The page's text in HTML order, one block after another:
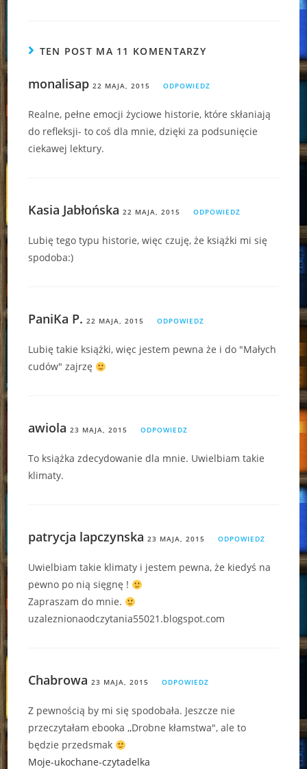
TEN POST MA 11 KOMENTARZY
monalisap 22 MAJA, 2015 ODPOWIEDZ
Realne, pełne emocji życiowe historie, które skłaniają
do refleksji- to coś dla mnie, dzięki za podsunięcie
ciekawej lektury.
Kasia Jabłońska 22 MAJA, 2015 ODPOWIEDZ
Lubię tego typu historie, więc czuję, że książki mi się
spodoba:)
PaniKa P. 22 MAJA, 2015 ODPOWIEDZ
Lubię takie książki, więc jestem pewna że i do "Małych
cudów" zajrzę
awiola 23 MAJA, 2015 ODPOWIEDZ
To książka zdecydowanie dla mnie. Uwielbiam takie
klimaty.
patrycja lapczynska 23 MAJA, 2015 ODPOWIEDZ
Uwielbiam takie klimaty i jestem pewna, że kiedyś na
pewno po nią sięgnę !
Zapraszam do mnie.
uzaleznionaodczytania55021.blogspot.com
Chabrowa 23 MAJA, 2015 ODPOWIEDZ
Z pewnością by mi się spodobała. Jeszcze nie
przeczytałam ebooka ,,Drobne kłamstwa", ale to
będzie przedsmak
Moje-ukochane-czytadelka